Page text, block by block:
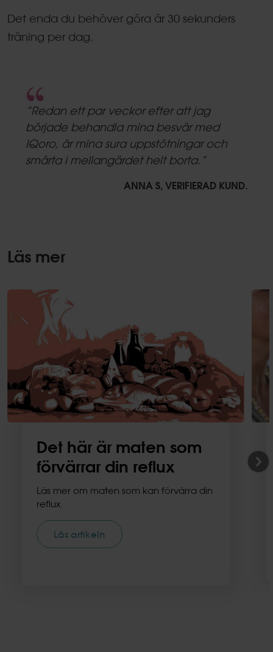
Det enda du behöver göra är 30 sekunders
träning per dag.
rating
”Redan ett par veckor efter att jag
började behandla mina besvär med
IQoro, är mina sura uppstötningar och
smärta i mellangärdet helt borta.”
ANNA S, VERIFIERAD KUND.
Läs mer
Det här är maten som
förvärrar din reflux
Läs mer om maten som kan förvärra din
reflux.
Läs artikeln